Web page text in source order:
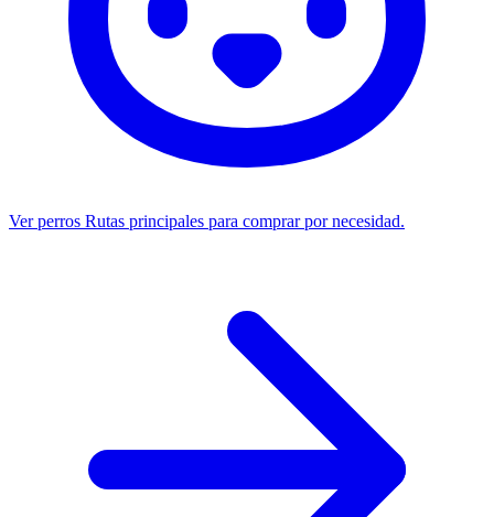
Ver perros Rutas principales para comprar por necesidad.